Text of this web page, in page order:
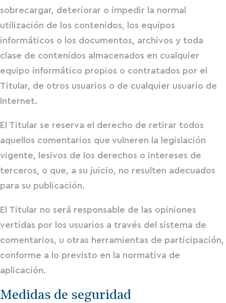
sobrecargar, deteriorar o impedir la normal
utilización de los contenidos, los equipos
informáticos o los documentos, archivos y toda
clase de contenidos almacenados en cualquier
equipo informático propios o contratados por el
Titular, de otros usuarios o de cualquier usuario de
Internet.
El Titular se reserva el derecho de retirar todos
aquellos comentarios que vulneren la legislación
vigente, lesivos de los derechos o intereses de
terceros, o que, a su juicio, no resulten adecuados
para su publicación.
El Titular no será responsable de las opiniones
vertidas por los usuarios a través del sistema de
comentarios, u otras herramientas de participación,
conforme a lo previsto en la normativa de
aplicación.
Medidas de seguridad